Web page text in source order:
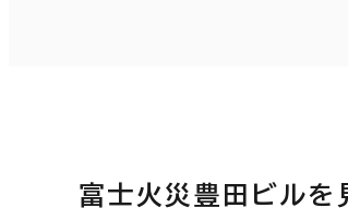
富士火災豊田ビルを